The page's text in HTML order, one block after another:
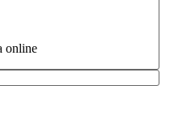
online